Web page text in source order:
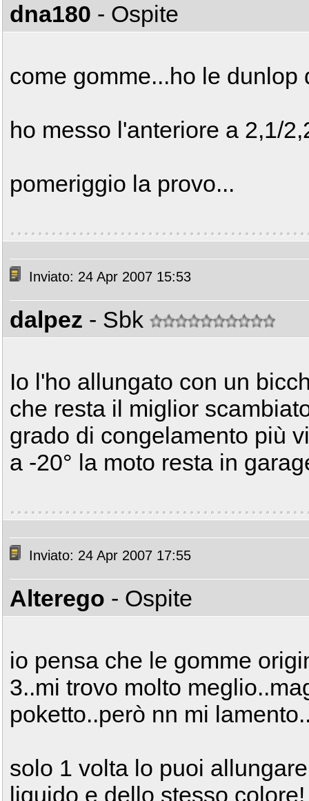
dna180 - Ospite
come gomme...ho le dunlop
ho messo l'anteriore a 2,1/
pomeriggio la provo...
Inviato: 24 Apr 2007 15:53
dalpez - Sbk
Io l'ho allungato con un
che resta il miglior
grado di congelamento più
a -20° la moto resta in
Inviato: 24 Apr 2007 17:55
Alterego - Ospite
io pensa che le gomme
3..mi trovo molto
poketto..però nn mi
solo 1 volta lo puoi
liquido e dello stesso colore!